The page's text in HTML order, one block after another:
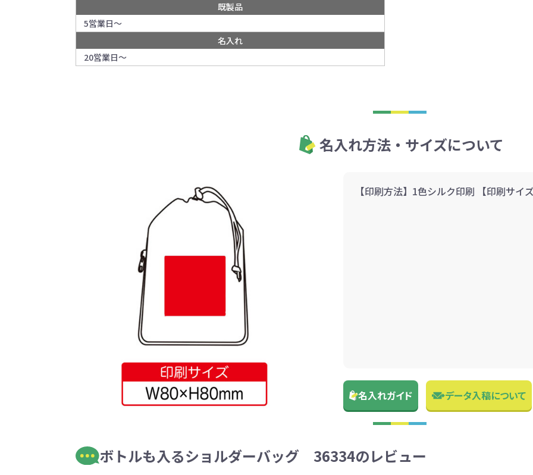
既製品
5営業日～
名入れ
20営業日～
名入れ方法・サイズについて
【印刷方法】1色シルク印刷 【印刷サ
名入れガイド データ入稿について
ボトルも入るショルダーバッグ 36334のレビュー